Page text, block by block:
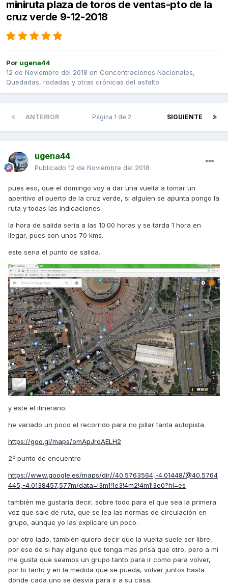
miniruta plaza de toros de ventas-pto de la
cruz verde 9-12-2018
Por ugena44
12 de Noviembre del 2018 en Concentraciones Nacionales,
Quedadas, rodadas y otras crónicas del asfalto
ANTERIOR SIGUIENTE
Página 1 de 2
ugena44
Publicado 12 de Noviembre del 2018
pues eso, que el domingo voy a dar una vuelta a tomar un
aperitivo al puerto de la cruz verde, si alguien se apunta pongo la
ruta y todas las indicaciones.
la hora de salida seria a las 10:00 horas y se tarda 1 hora en
llegar, pues son unos 70 kms.
este seria el punto de salida.
y este el itinerario.
he variado un poco el recorrido para no pillar tanta autopista.
https://goo.gl/maps/omApJrdAELH2
2º punto de encuentro
https://www.google.es/maps/dir//40.5763564,-4.01448/@40.5764
445,-4.0138457,577m/data=!3m1!1e3!4m2!4m1!3e0?hl=es
también me gustaría decir, sobre todo para el que sea la primera
vez que sale de ruta, que se lea las normas de circulación en
grupo, aunque yo las explicare un poco.
por otro lado, también quiero decir que la vuelta suele ser libre,
por eso de si hay alguno que tenga mas prisa que otro, pero a mi
me gusta que seamos un grupo tanto para ir como para volver,
por lo tanto y en la medida que se pueda, volver juntos hasta
donde cada uno se desvía para ir a su casa.